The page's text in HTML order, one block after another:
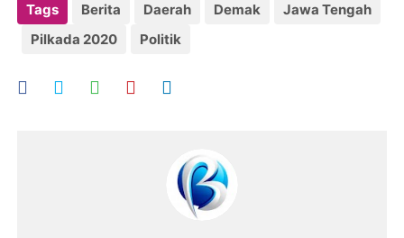
Tags Berita Daerah Demak
Jawa Tengah
Pilkada 2020
Politik